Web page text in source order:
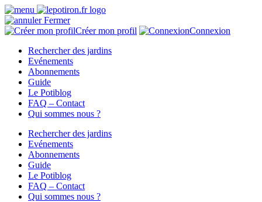
Fermer
Créer mon profil
Connexion
Rechercher des jardins
Evénements
Abonnements
Guide
Le Potiblog
FAQ – Contact
Qui sommes nous ?
Rechercher des jardins
Evénements
Abonnements
Guide
Le Potiblog
FAQ – Contact
Qui sommes nous ?